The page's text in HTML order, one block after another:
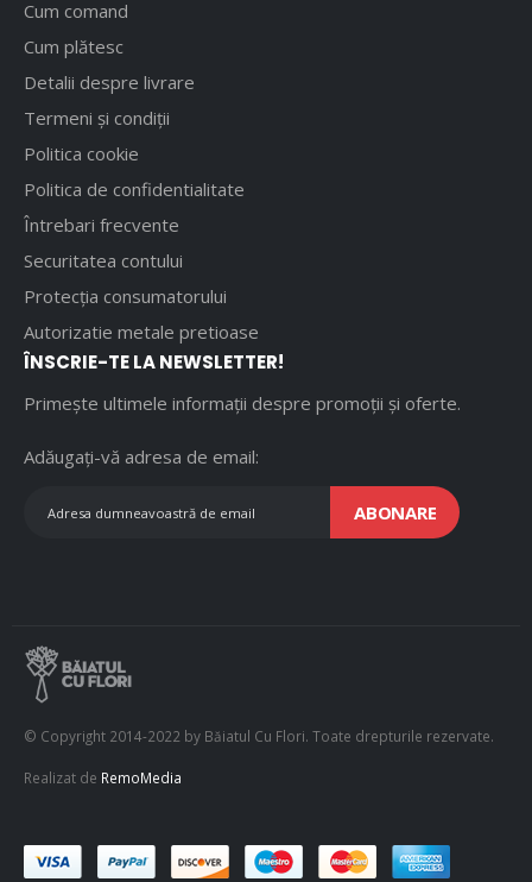
Cum comand
Cum plătesc
Detalii despre livrare
Termeni și condiții
Politica cookie
Politica de confidentialitate
Întrebari frecvente
Securitatea contului
Protecția consumatorului
Autorizatie metale pretioase
ÎNSCRIE-TE LA NEWSLETTER!
Primește ultimele informații despre promoții și oferte.
Adăugați-vă adresa de email:
ABONARE
© Copyright 2014-2022 by Băiatul Cu Flori. Toate drepturile rezervate.
Realizat de RemoMedia